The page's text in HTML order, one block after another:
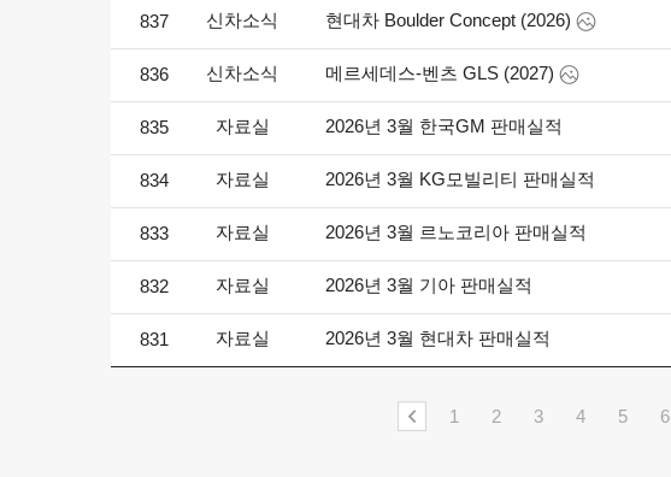
837 신차소식 현대차 Boulder Concept (2026)
836 신차소식 메르세데스-벤츠 GLS (2027)
835 자료실 2026년 3월 한국GM 판매실적
834 자료실 2026년 3월 KG모빌리티 판매실적
833 자료실 2026년 3월 르노코리아 판매실적
832 자료실 2026년 3월 기아 판매실적
831 자료실 2026년 3월 현대차 판매실적
1 2 3 4 5 6